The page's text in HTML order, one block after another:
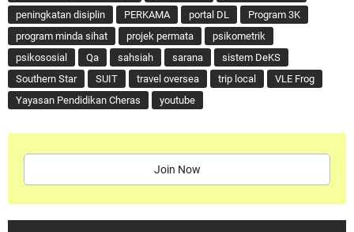
peningkatan disiplin
PERKAMA portal DL
Program 3K
program minda sihat
projek permata
psikometrik
psikososial
Qa sahsiah sarana
sistem DeKS
Southern Star
SUIT travel oversea trip local
VLE Frog
Yayasan Pendidikan Cheras
youtube
Join Now